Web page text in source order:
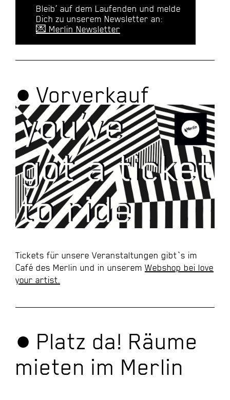
Bleib’ auf dem Laufenden und melde
Dich zu unserem Newsletter an:
💌 Merlin Newsletter
● Vorverkauf
Tickets für unsere Veranstaltungen gibt`s im
Café des Merlin und in unserem Webshop bei love
your artist.
● Platz da! Räume
mieten im Merlin